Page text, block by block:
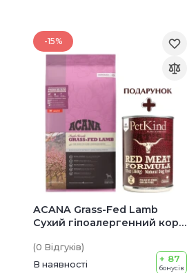
-15%
ACANA Grass-Fed Lamb
Сухий гіпоалергенний корм
вікових категорій (з ягням)
(0 Відгуків)
В наявності
+ 87
бонусів